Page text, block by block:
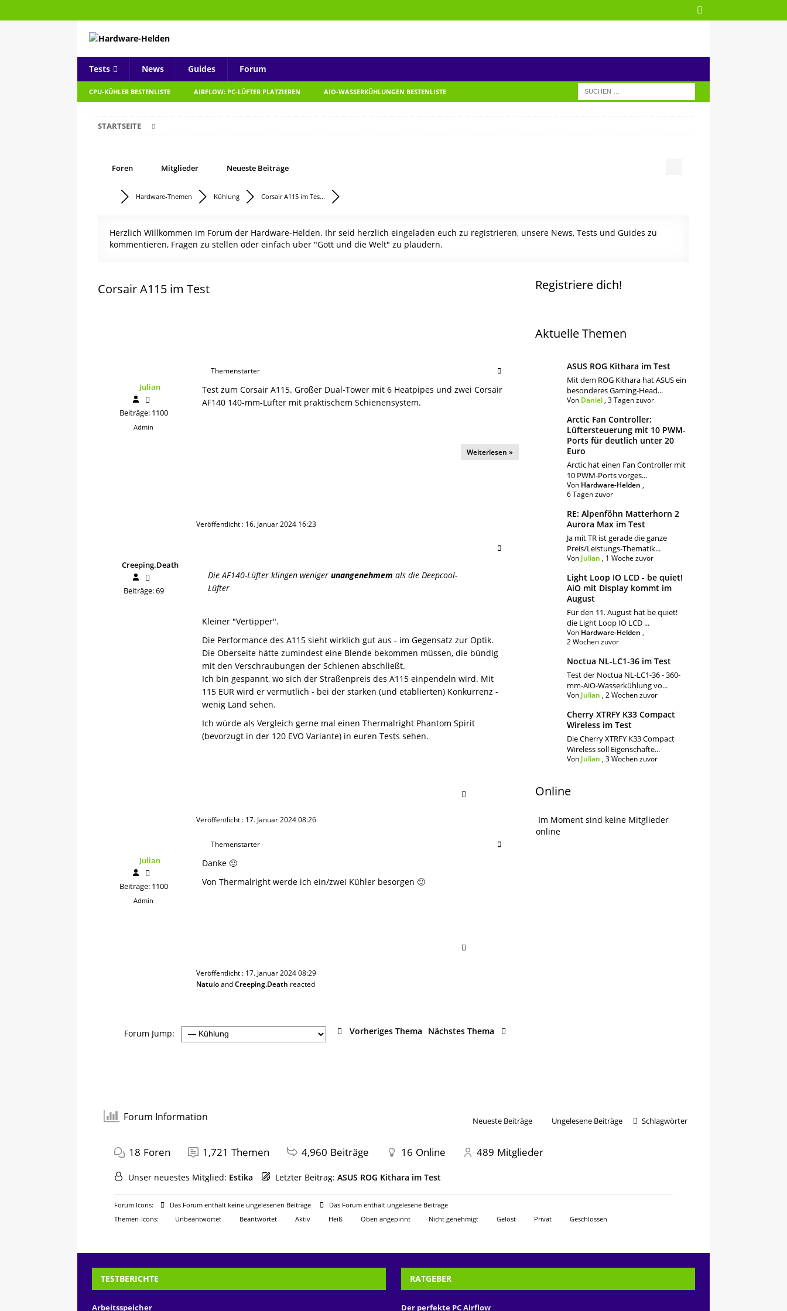
Tests News Guides Forum
CPU-KÜHLER BESTENLISTE AIRFLOW: PC-LÜFTER PLATZIEREN AIO-WASSERKÜHLUNGEN BESTENLISTE
STARTSEITE
Foren Mitglieder Neueste Beiträge
Hardware-Themen Kühlung Corsair A115 im Tes...
Herzlich Willkommen im Forum der Hardware-Helden. Ihr seid herzlich eingeladen euch zu registrieren, unsere News, Tests und Guides zu
kommentieren, Fragen zu stellen oder einfach über "Gott und die Welt" zu plaudern.
Corsair A115 im Test
Julian
Beiträge: 1100
Admin
Themenstarter
Test zum Corsair A115. Großer Dual-Tower mit 6 Heatpipes und zwei Corsair
AF140 140-mm-Lüfter mit praktischem Schienensystem.
Weiterlesen »
Veröffentlicht : 16. Januar 2024 16:23
Creeping.Death
Beiträge: 69
Die AF140-Lüfter klingen weniger unangenehmem als die Deepcool-
Lüfter
Kleiner "Vertipper".
Die Performance des A115 sieht wirklich gut aus - im Gegensatz zur Optik.
Die Oberseite hätte zumindest eine Blende bekommen müssen, die bündig
mit den Verschraubungen der Schienen abschließt.
Ich bin gespannt, wo sich der Straßenpreis des A115 einpendeln wird. Mit
115 EUR wird er vermutlich - bei der starken (und etablierten) Konkurrenz -
wenig Land sehen.
Ich würde als Vergleich gerne mal einen Thermalright Phantom Spirit
(bevorzugt in der 120 EVO Variante) in euren Tests sehen.
Veröffentlicht : 17. Januar 2024 08:26
Julian
Beiträge: 1100
Admin
Themenstarter
Danke 🙂
Von Thermalright werde ich ein/zwei Kühler besorgen 🙂
Veröffentlicht : 17. Januar 2024 08:29
NatuloandCreeping.Death reacted
Forum Jump: Vorheriges Thema Nächstes Thema
Registriere dich!
Aktuelle Themen
ASUS ROG Kithara im Test
Mit dem ROG Kithara hat ASUS ein
besonderes Gaming-Head...
Von Daniel, 3 Tagen zuvor
Arctic Fan Controller:
Lüftersteuerung mit 10 PWM-
Ports für deutlich unter 20
Euro
Arctic hat einen Fan Controller mit
10 PWM-Ports vorges...
Von Hardware-Helden ,
6 Tagen zuvor
RE: Alpenföhn Matterhorn 2
Aurora Max im Test
Ja mit TR ist gerade die ganze
Preis/Leistungs-Thematik...
Von Julian , 1 Woche zuvor
Light Loop IO LCD - be quiet!
AiO mit Display kommt im
August
Für den 11. August hat be quiet!
die Light Loop IO LCD ...
Von Hardware-Helden ,
2 Wochen zuvor
Noctua NL-LC1-36 im Test
Test der Noctua NL-LC1-36 - 360-
mm-AiO-Wasserkühlung vo...
Von Julian , 2 Wochen zuvor
Cherry XTRFY K33 Compact
Wireless im Test
Die Cherry XTRFY K33 Compact
Wireless soll Eigenschafte...
Von Julian , 3 Wochen zuvor
Online
Im Moment sind keine Mitglieder
online
Forum Information Neueste Beiträge Ungelesene Beiträge Schlagwörter
18 Foren 1,721 Themen 4,960 Beiträge 16 Online 489 Mitglieder
Unser neuestes Mitglied: Estika Letzter Beitrag: ASUS ROG Kithara im Test
Forum Icons: Das Forum enthält keine ungelesenen Beiträge
Das Forum enthält ungelesene Beiträge
Themen-Icons:
Unbeantwortet Beantwortet Aktiv Heiß Oben angepinnt Nicht genehmigt Gelöst Privat Geschlossen
TESTBERICHTE
Arbeitsspeicher
RATGEBER
Der perfekte PC Airflow